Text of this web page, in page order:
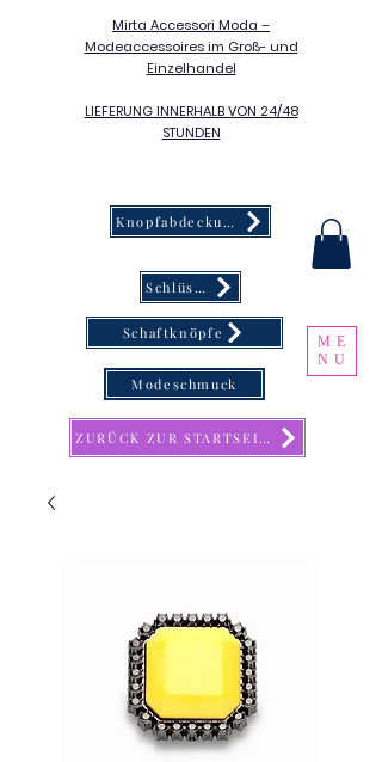
Mirta Accessori Moda –
Modeaccessoires im Groß- und
Einzelhandel
LIEFERUNG INNERHALB VON 24/48
STUNDEN
ME
NU
Knopfabdeckung
Schlüsselanhänger
Schaftknöpfe
Modeschmuck